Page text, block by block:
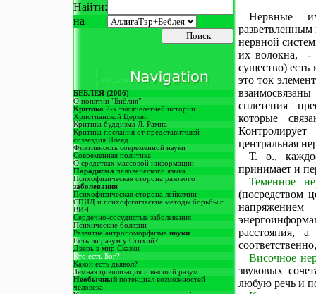
Найти:
на
БЕБЛЕЯ (2006)
О понятии "Библия"
Критика 2-х тысячелетней истории
Христианской Церкви
Критика буддизма Л. Рампа
Критика послания от представителей
созвездия Плеяд
Фиктивность современной науки
Современная политика
О средствах массовой информации
Парадигма человеческого языка
Психофизическая сторона ракового
заболевания
Психофизическая сторона лейкемии
СПИД и психофизические методы борьбы с
ВИЧ
Сердечно-сосудистые заболевания
Психические болезни
Развитие антропоморфизма науки
Есть ли разум у Стихий?
Дверь в мир Сказки
Кто есть Бог?
Какой есть дьявол?
Земная цивилизация и высший разум
Необычный потенциал возможностей
человека
Нервные
разветвленным
нервной
их волокна, -
существо)
это ток
сплетения
которые
центральная
Т. о.,
принимает и
Теменное
(посредством
расстояния,
Височное
звуковых
любую речь и